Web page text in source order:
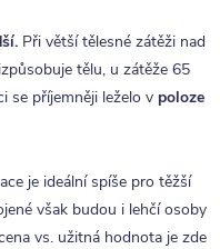
Při větší tělesné zátěži nad
tělu, u zátěže 65
se příjemněji leželo v poloze
je ideální spíše pro těžší
však budou i lehčí osoby
vs. užitná hodnota je zde